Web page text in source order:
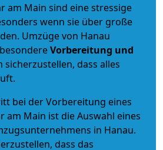
am Main sind eine stressige
wenn sie über große
Umzüge von Hanau
Vorbereitung und
sicherzustellen, dass alles
bei der Vorbereitung eines
am Main ist die Auswahl eines
in Hanau.
dass das